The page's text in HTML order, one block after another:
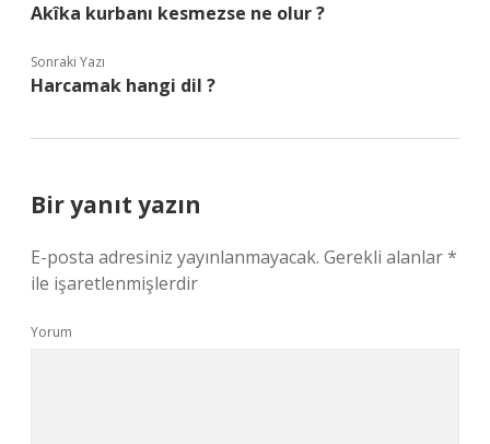
Akîka kurbanı kesmezse ne olur ?
Sonraki Yazı
Harcamak hangi dil ?
Bir yanıt yazın
E-posta adresiniz yayınlanmayacak. Gerekli alanlar*
ile işaretlenmişlerdir
Yorum